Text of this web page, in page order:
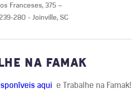
Franceses, 375 –
280 - Joinville, SC
NA FAMAK
aqui e Trabalhe na Famak!